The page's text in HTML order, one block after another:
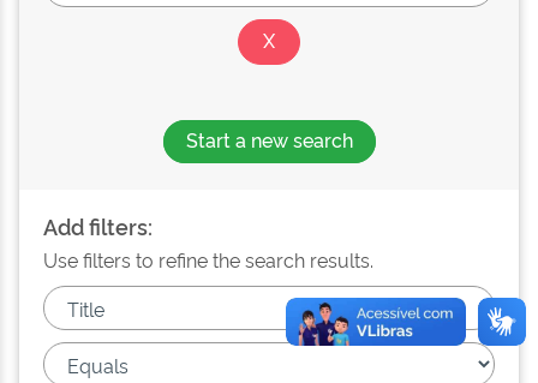
Start a new search
Add filters:
Use filters to refine the search results.